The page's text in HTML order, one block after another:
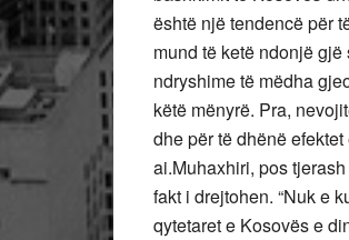
është një tendencë për
mund të ketë ndonjë
ndryshime të mëdha
këtë mënyrë. Pra,
dhe për të dhënë
ai.Muhaxhiri, pos
fakt i drejtohen. “Nuk e
qytetaret e Kosovës e